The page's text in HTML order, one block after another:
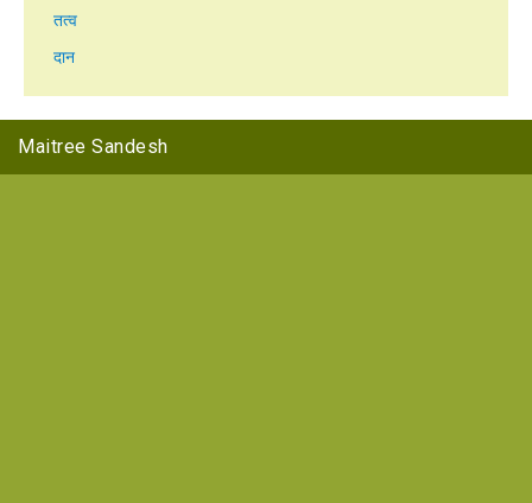
तत्व
दान
Maitree Sandesh